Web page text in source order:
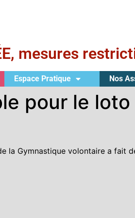
mesures
Espace Pratique Nos
pour le
la Gymnastique volontaire a fait